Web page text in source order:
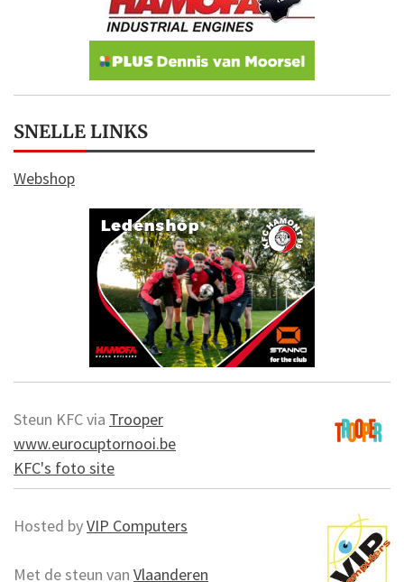
SNELLE LINKS
Webshop
Steun KFC via Trooper
www.eurocuptornooi.be
KFC's foto site
Hosted byVIP Computers
Met de steun van Vlaanderen